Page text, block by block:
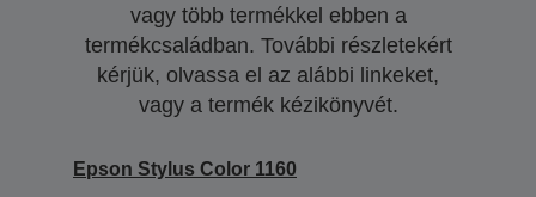
vagy több termékkel ebben a
termékcsaládban. További részletekért
kérjük, olvassa el az alábbi linkeket,
vagy a termék kézikönyvét.
Epson Stylus Color 1160